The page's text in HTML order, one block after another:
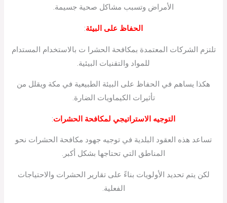
الأمراض وتسبب مشاكل صحية جسيمة.
الحفاظ على البيئة:
تلتزم الشركات المعتمدة بمكافحة الحشرا ت بالاستخدام المستدام
للمواد والتقنيات البيئية.
هكذا يساهم في الحفاظ على البيئة الطبيعية في مكة ويقلل من
تأثيرات الكيماويات الضارة.
التوجيه الاستراتيجي لمكافحة الحشرات:
تساعد هذه العقود البلدية في توجيه جهود مكافحة الحشرات نحو
المناطق التي تحتاجها بشكل أكبر.
لكن يتم تحديد الأولويات بناءً على تقارير الحشرات والاحتياجات
الفعلية.